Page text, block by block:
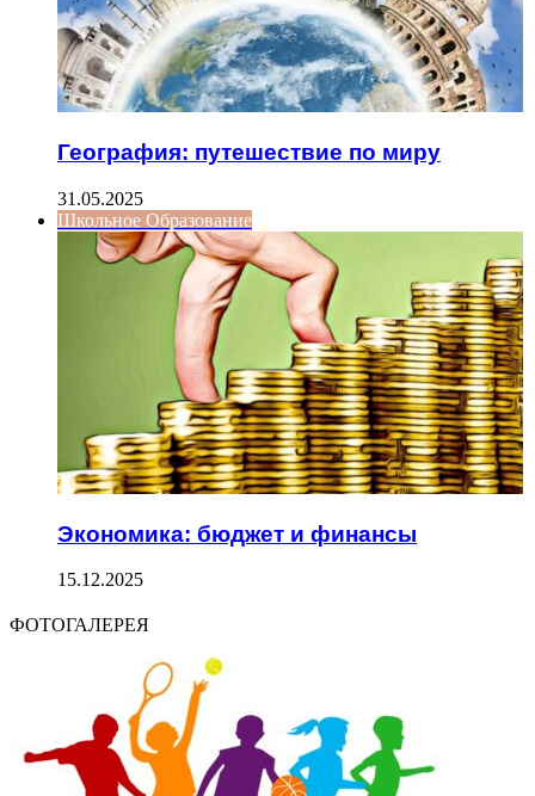
География: путешествие по миру
31.05.2025
Школьное Образование
Экономика: бюджет и финансы
15.12.2025
ФОТОГАЛЕРЕЯ